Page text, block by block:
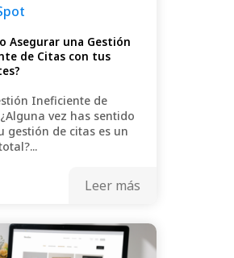
Asegurar una Gestión
de Citas con tus
Ineficiente de
vez has sentido
gestión de citas es un
Leer más